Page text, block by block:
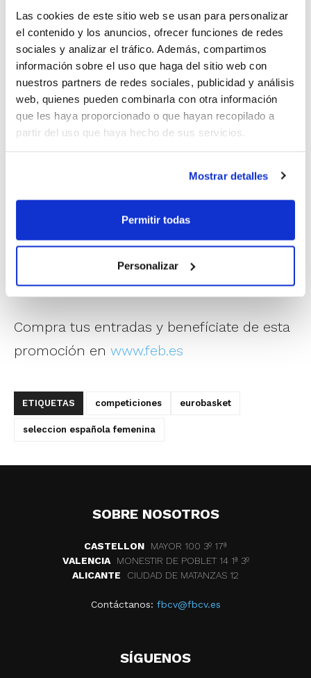
Las cookies de este sitio web se usan para personalizar
el contenido y los anuncios, ofrecer funciones de redes
sociales y analizar el tráfico. Además, compartimos
información sobre el uso que haga del sitio web con
nuestros partners de redes sociales, publicidad y análisis
web, quienes pueden combinarla con otra información
que les haya proporcionado o que hayan recopilado a
partir del uso que haya hecho de sus servicios.
Mostrar detalles
Permitir todas
Personalizar
Con la compra de tu entrada de adulto
para cualquiera de los partidos de la
Selección, podrás conseguir gratis una
entrada infantil. Para ello, simplemente
deberás insertar el códigoSELFEM21en el
Femenina en el Torneo:
12 de junio. 20:30 h. España – Italia
Compra tus entradas y benefíciate de esta
promoción en www.feb.es
ETIQUETAS competiciones eurobasket
seleccion española femenina
SOBRE NOSOTROS
CASTELLON
MAYOR 100 3º 17ª
VALENCIA
MONESTIR DE POBLET 14 1ª 3º
ALICANTE
CIUDAD DE MATANZAS 12
Contáctanos: fbcv@fbcv.es
SÍGUENOS